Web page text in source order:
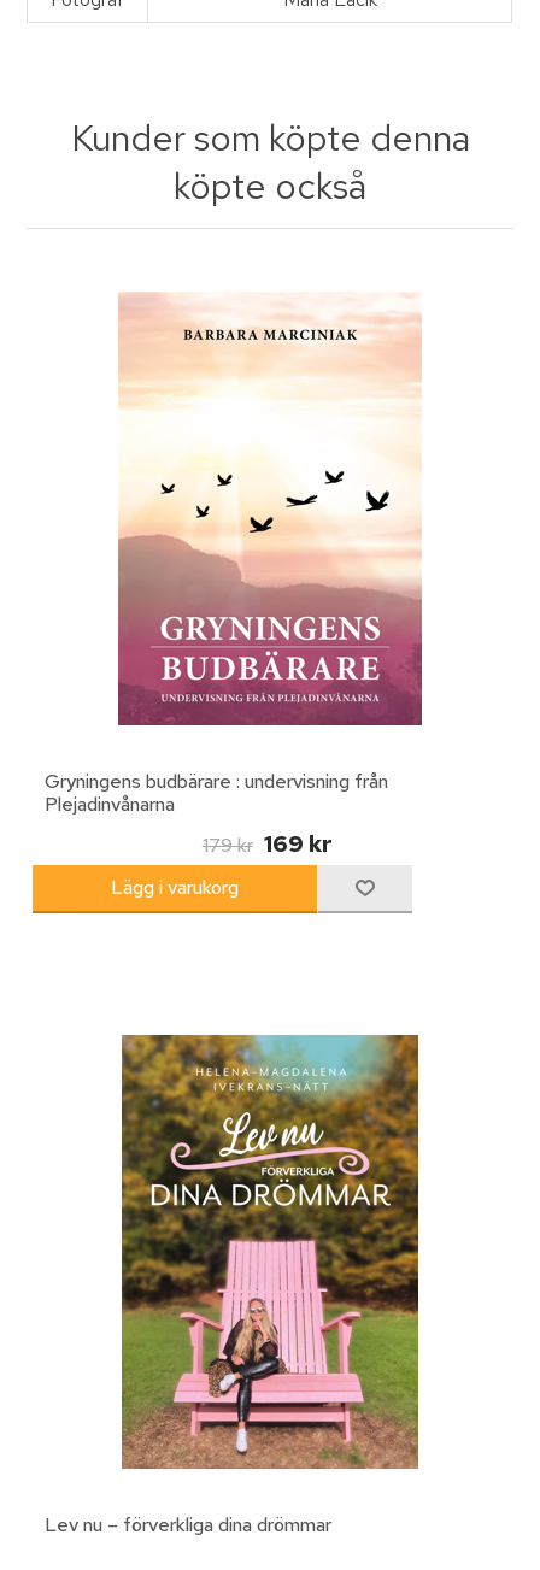
Kunder som köpte denna
köpte också
Gryningens budbärare : undervisning från
Plejadinvånarna
179 kr 169 kr
Lev nu – förverkliga dina drömmar